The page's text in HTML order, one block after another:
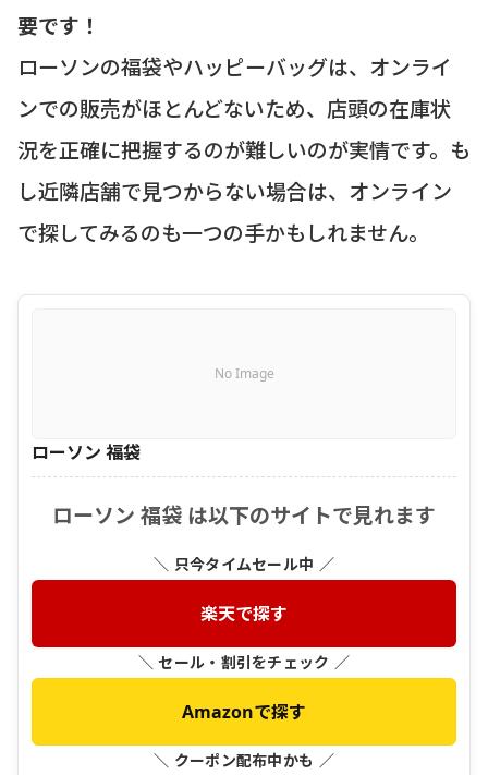
要です！
ローソンの福袋やハッピーバッグは、オンライ
ンでの販売がほとんどないため、店頭の在庫状
況を正確に把握するのが難しいのが実情です。も
し近隣店舗で見つからない場合は、オンライン
で探してみるのも一つの手かもしれません。
No Image
ローソン 福袋
ローソン 福袋 は以下のサイトで見れます
＼ 只今タイムセール中 ／
楽天で探す
＼ セール・割引をチェック ／
Amazonで探す
＼ クーポン配布中かも ／